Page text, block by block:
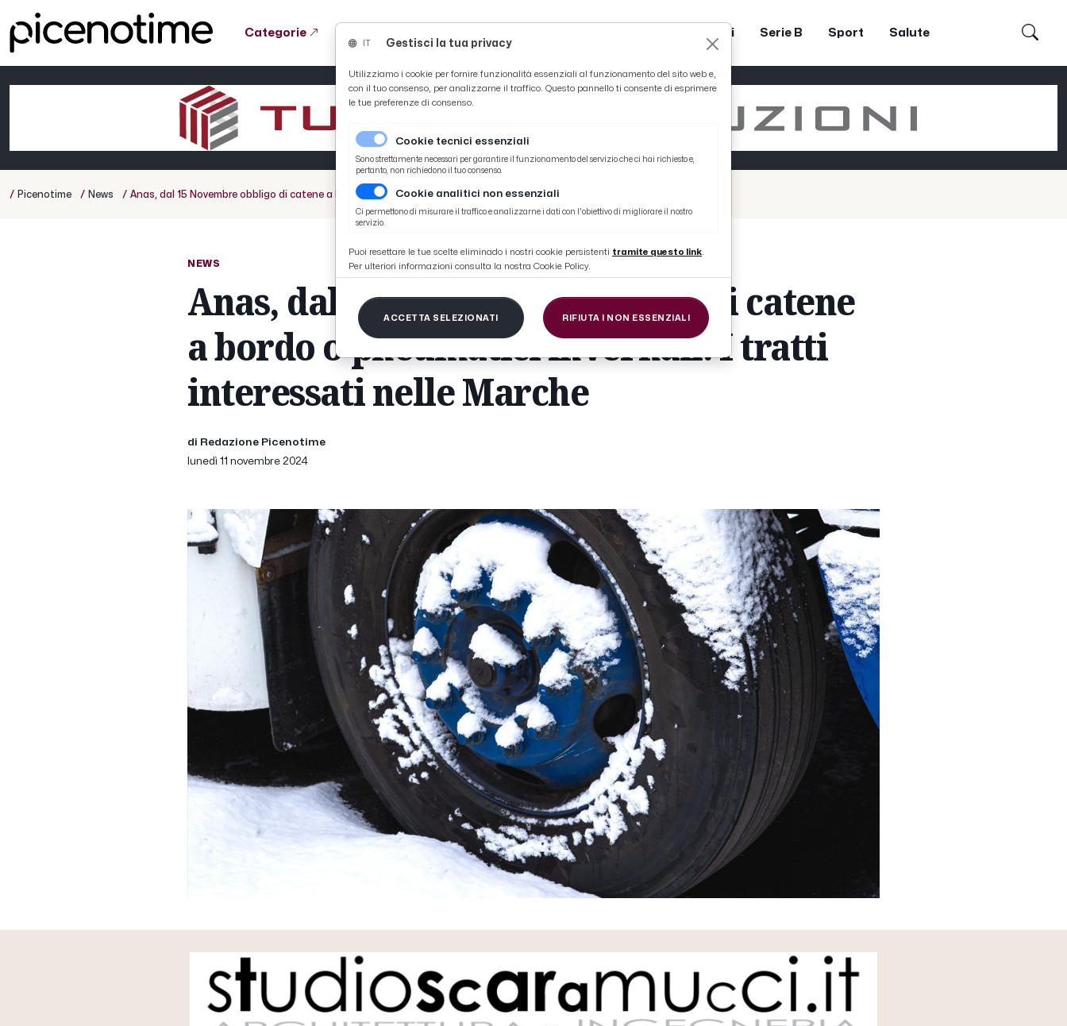
Categorie Coppa Teodori Serie B Sport Salute
/ Picenotime / News / Anas, dal 15 Novembre obbligo di catene a bordo o pneumatici invernali. I tratti interessati nelle Marche
NEWS
Anas, dal 15 Novembre obbligo di catene
a bordo o pneumatici invernali. I tratti
interessati nelle Marche
di Redazione Picenotime
lunedì 11 novembre 2024
Gestisci la tua privacy
Utilizziamo i cookie per fornire funzionalità essenziali al funzionamento del sito web e,
con il tuo consenso, per analizzarne il traffico. Questo pannello ti consente di esprimere
le tue preferenze di consenso.
Cookie tecnici essenziali
Sono strettamente necessari per garantire il funzionamento del servizio che ci hai richiesto e,
pertanto, non richiedono il tuo consenso.
Cookie analitici non essenziali
Ci permettono di misurare il traffico e analizzarne i dati con l'obiettivo di migliorare il nostro
servizio.
Puoi resettare le tue scelte eliminado i nostri cookie persistenti tramite questo link.
Per ulteriori informazioni consulta la nostra Cookie Policy.
ACCETTA SELEZIONATI RIFIUTA I NON ESSENZIALI